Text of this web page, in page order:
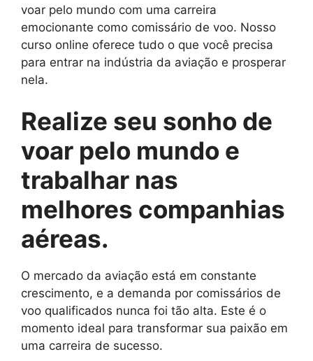
voar pelo mundo com uma carreira
emocionante como comissário de voo. Nosso
curso online oferece tudo o que você precisa
para entrar na indústria da aviação e prosperar
nela.
Realize seu sonho de
voar pelo mundo e
trabalhar nas
melhores companhias
aéreas.
O mercado da aviação está em constante
crescimento, e a demanda por comissários de
voo qualificados nunca foi tão alta. Este é o
momento ideal para transformar sua paixão em
uma carreira de sucesso.